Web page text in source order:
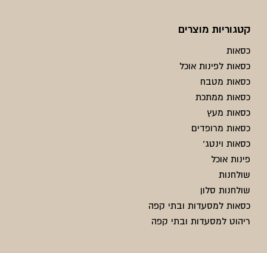
קטגוריות מוצרים
כסאות
כסאות לפינות אוכל
כסאות מטבח
כסאות ממתכת
כסאות מעץ
כסאות מרופדים
כסאות וינטג'
פינות אוכל
שולחנות
שולחנות סלון
כסאות למסעדות ובתי קפה
ריהוט למסעדות ובתי קפה